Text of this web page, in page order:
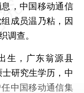
，中国移动通信
成员温乃粘，因
调查。
，广东翁源县
研究生学历，中
中国移动通信集